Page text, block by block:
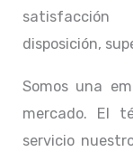
satisfacción
disposición,
Somos una
mercado. El
servicio